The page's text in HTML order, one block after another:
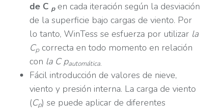
de C p en cada iteración según la desviación
de la superficie bajo cargas de viento. Por
lo tanto, WinTess se esfuerza por utilizar la
Cp correcta en todo momento en relación
con la C pautomática.
Fácil introducción de valores de nieve,
viento y presión interna. La carga de viento
(Cp) se puede aplicar de diferentes